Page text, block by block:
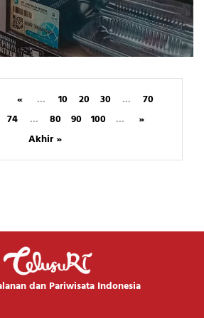
« ... 10 20 30 ...
70
74 ... 80 90 100 ...
»
Akhir »
dan Pariwisata Indonesia